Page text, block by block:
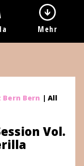
Mehr
Bern | All
Vol.